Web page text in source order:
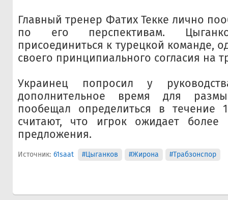
Главный тренер Фатих Текке лично
по его перспективам.
присоединиться к турецкой команде,
своего принципиального согласия на
Украинец попросил у
дополнительное время для
пообещал определиться в течение
считают, что игрок ожидает более
предложения.
Источник: 61saat #Цыганков #Жирона #Трабзонспор